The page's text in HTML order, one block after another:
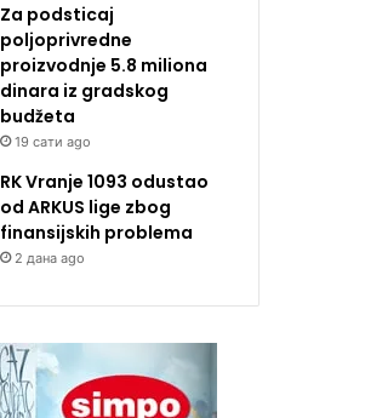
Za podsticaj
poljoprivredne
proizvodnje 5.8 miliona
dinara iz gradskog
budžeta
19 сати ago
RK Vranje 1093 odustao
od ARKUS lige zbog
finansijskih problema
2 дана ago